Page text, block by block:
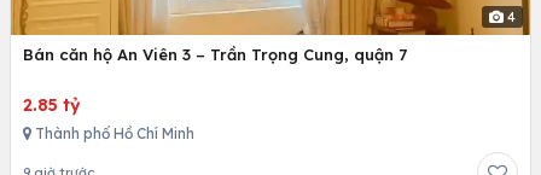
4
Bán căn hộ An Viên 3 – Trần Trọng Cung, quận 7
2.85 tỷ
Thành phố Hồ Chí Minh